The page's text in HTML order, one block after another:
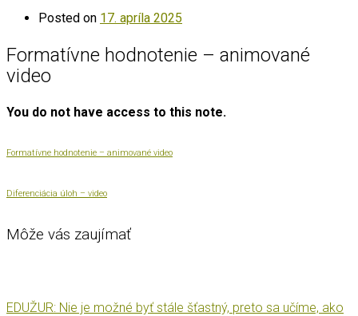
Posted on 17. apríla 2025
Formatívne hodnotenie – animované
video
You do not have access to this note.
Formatívne hodnotenie – animované video
Diferenciácia úloh – video
Môže vás zaujímať
EDUŽUR: Nie je možné byť stále šťastný, preto sa učíme, ako